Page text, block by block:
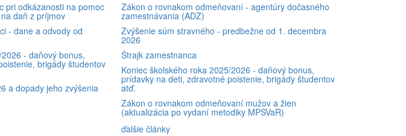
pri odkázanosti na pomoc
daň z príjmov
- dane a odvody od
- daňový bonus,
brigády študentov
a dopady jeho zvýšenia
Zákon o rovnakom odmeňovaní - agentúry dočasného
zamestnávania (ADZ)
Zvýšenie súm stravného - predbežne od 1. decembra
2026
Štrajk zamestnanca
Koniec školského roka 2025/2026 - daňový bonus,
prídavky na deti, zdravotné poistenie, brigády študentov
atď.
Zákon o rovnakom odmeňovaní mužov a žien
(aktualizácia po vydaní metodiky MPSVaR)
ďalšie články